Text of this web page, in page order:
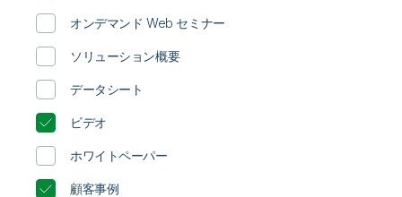
オンデマンド Web セミナー
ソリューション概要
データシート
ビデオ
ホワイトペーパー
顧客事例